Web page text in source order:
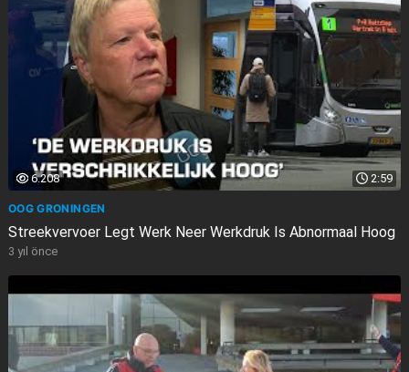
2:59
6.208
OOG GRONINGEN
Streekvervoer Legt Werk Neer Werkdruk Is Abnormaal Hoog
3 yıl önce